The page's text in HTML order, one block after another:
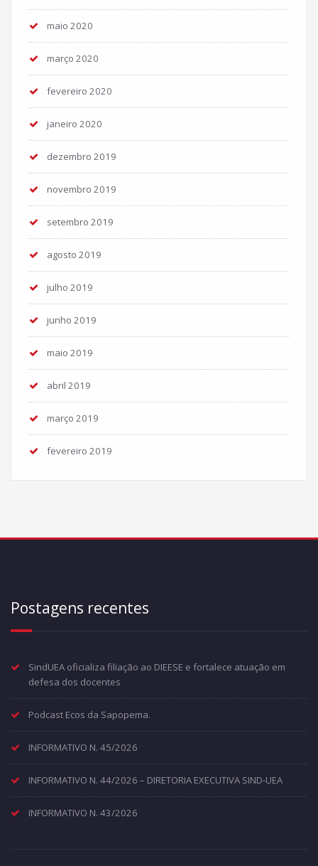
maio 2020
março 2020
fevereiro 2020
janeiro 2020
dezembro 2019
novembro 2019
setembro 2019
agosto 2019
julho 2019
junho 2019
maio 2019
abril 2019
março 2019
fevereiro 2019
Postagens recentes
SindUEA oficializa filiação ao DIEESE e fortalece atuação em
defesa dos docentes
Podcast Ecos da Sapopema.
INFORMATIVO N. 45/2026
INFORMATIVO N. 44/2026 – DIRETORIA EXECUTIVA SIND-UEA
INFORMATIVO N. 43/2026